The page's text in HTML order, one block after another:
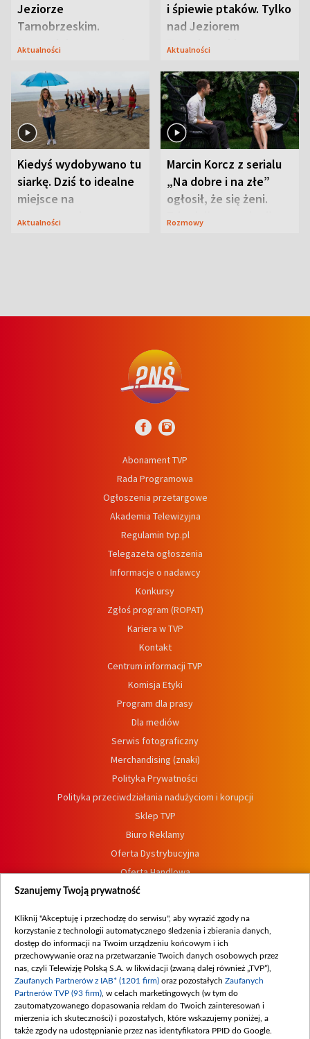
Jeziorze
Tarnobrzeskim.
Przyrodnicy zwracają
Aktualności
i śpiewie ptaków. Tylko
nad Jeziorem
Tarnobrzeskim
Aktualności
Kiedyś wydobywano tu
siarkę. Dziś to idealne
miejsce na
wypoczynek
Aktualności
Marcin Korcz z serialu
„Na dobre i na złe”
ogłosił, że się żeni.
Zdradził, co zmienił
Rozmowy
Abonament TVP
Rada Programowa
Ogłoszenia przetargowe
Akademia Telewizyjna
Regulamin tvp.pl
Telegazeta ogłoszenia
Informacje o nadawcy
Konkursy
Zgłoś program (ROPAT)
Kariera w TVP
Kontakt
Centrum informacji TVP
Komisja Etyki
Program dla prasy
Dla mediów
Serwis fotograficzny
Merchandising (znaki)
Polityka Prywatności
Polityka przeciwdziałania nadużyciom i korupcji
Sklep TVP
Biuro Reklamy
Oferta Dystrybucyjna
Oferta Handlowa
Dostępność
Procedura zgłoszeń wewnętrznych
Szanujemy Twoją prywatność
Kliknij "Akceptuję i przechodzę do serwisu", aby wyrazić zgody na
korzystanie z technologii automatycznego śledzenia i zbierania danych,
dostęp do informacji na Twoim urządzeniu końcowym i ich
przechowywanie oraz na przetwarzanie Twoich danych osobowych przez
nas, czyli Telewizję Polską S.A. w likwidacji (zwaną dalej również „TVP”),
Zaufanych Partnerów z IAB* (1201 firm) oraz pozostałych Zaufanych
Partnerów TVP (93 firm) , w celach marketingowych (w tym do
zautomatyzowanego dopasowania reklam do Twoich zainteresowań i
mierzenia ich skuteczności) i pozostałych, które wskazujemy poniżej, a
także zgody na udostępnianie przez nas identyfikatora PPID do Google.